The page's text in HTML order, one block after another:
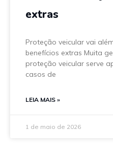
extras
Proteção veicular vai
benefícios extras Muita
proteção veicular serve
casos de
LEIA MAIS »
1 de maio de 2026